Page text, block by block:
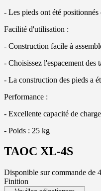
- Les pieds ont été
Facilité d'utilisation :
- Construction facile à
- Choisissez l'espacement des
- La construction des pieds a
Performance :
- Excellente capacité de
- Poids : 25 kg
TAOC XL-4S
Disponible sur commande de
Finition